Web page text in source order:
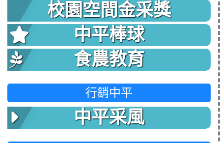
校園空間金采獎
中平棒球
食農教育
行銷中平
中平采風